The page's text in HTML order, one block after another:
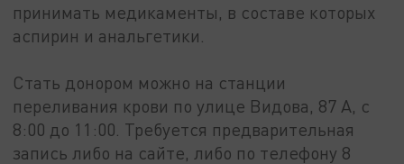
принимать медикаменты, в составе которых
аспирин и анальгетики.
Стать донором можно на станции
переливания крови по улице Видова, 87 А, с
8:00 до 11:00. Требуется предварительная
запись либо на сайте, либо по телефону 8